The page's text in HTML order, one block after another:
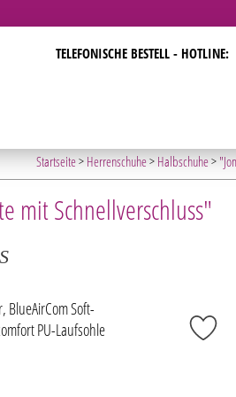
TELEFONISCHE BESTELL - HOTLINE:
Startseite> Herrenschuhe> Halbschuhe>
mit Schnellverschluss"
BlueAirCom Soft-
PU-Laufsohle